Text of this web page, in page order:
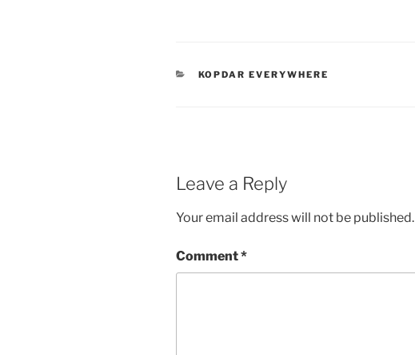
CATEGORIES
KOPDAR EVERYWHERE
Leave a Reply
Your email address will not be published.
Comment*